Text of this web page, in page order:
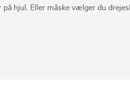
hjul. Eller måske vælger du